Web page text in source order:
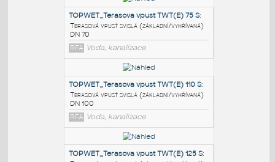
PODOBNÉ BLOKY:
TOPWET_Terasova vpust TWT(E) 50 V
Terasová vpusť vodorovná
(základní/vyhřívaná) DN 50
RFA Voda, kanalizace
TOPWET_Terasova vpust TWT(E) 75 S
Terasová vpusť svislá (základní/vyhřívaná)
DN 70